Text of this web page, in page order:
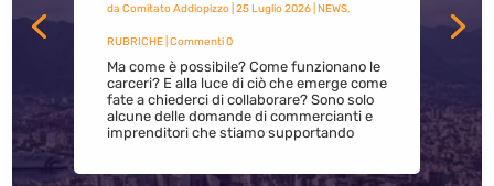
da Comitato Addiopizzo| 25 Luglio 2026| NEWS,
RUBRICHE| Commenti 0
Ma come è possibile? Come funzionano le
carceri? E alla luce di ciò che emerge come
fate a chiederci di collaborare? Sono solo
alcune delle domande di commercianti e
imprenditori che stiamo supportando